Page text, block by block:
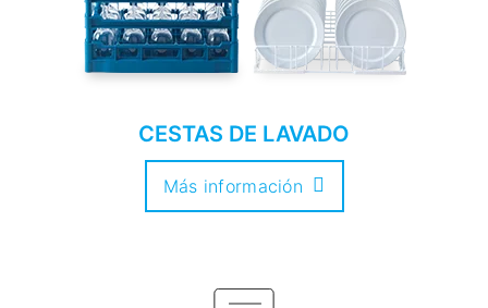
CESTAS DE LAVADO
Más información